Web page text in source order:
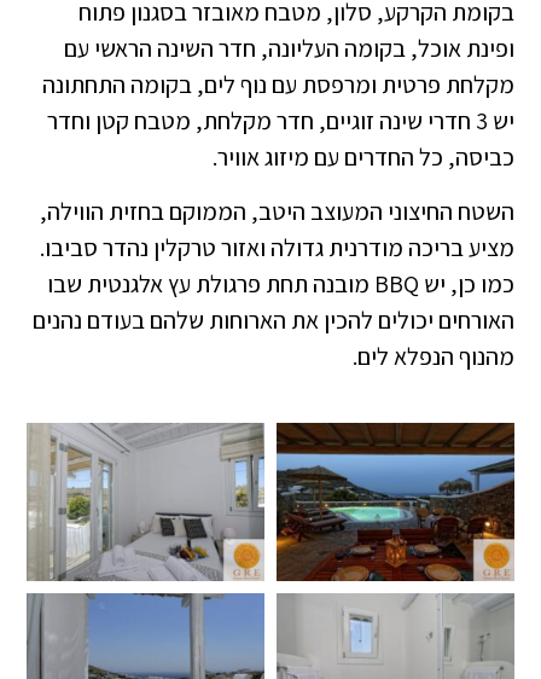
בקומת הקרקע, סלון, מטבח מאובזר בסגנון פתוח
ופינת אוכל, בקומה העליונה, חדר השינה הראשי עם
מקלחת פרטית ומרפסת עם נוף לים, בקומה התחתונה
יש 3 חדרי שינה זוגיים, חדר מקלחת, מטבח קטן וחדר
כביסה, כל החדרים עם מיזוג אוויר.
השטח החיצוני המעוצב היטב, הממוקם בחזית הווילה,
מציע בריכה מודרנית גדולה ואזור טרקלין נהדר סביבו.
כמו כן, יש BBQ מובנה תחת פרגולת עץ אלגנטית שבו
האורחים יכולים להכין את הארוחות שלהם בעודם נהנים
מהנוף הנפלא לים.